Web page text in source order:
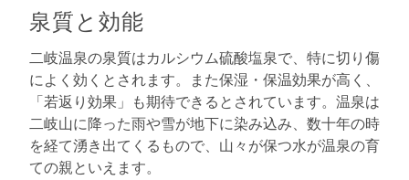
泉質と効能
二岐温泉の泉質はカルシウム硫酸塩泉で、特に切り傷
によく効くとされます。また保湿・保温効果が高く、
「若返り効果」も期待できるとされています。温泉は
二岐山に降った雨や雪が地下に染み込み、数十年の時
を経て湧き出てくるもので、山々が保つ水が温泉の育
ての親といえます。